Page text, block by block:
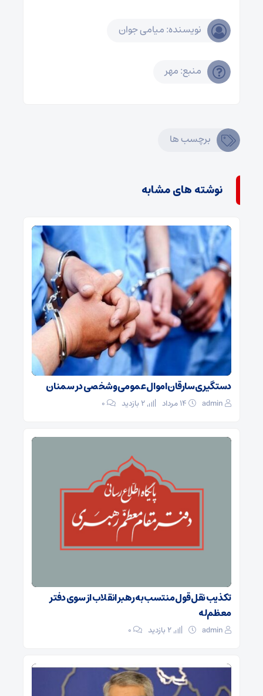
نویسنده: میامی جوان
منبع: مهر
برچسب ها
نوشته های مشابه
دستگیری سارقان اموال عمومی و شخصی در سمنان
admin ۰
تکذیب نقل قول منتسب به رهبر انقلاب از سوی دفتر
معظم‌له
admin ۰